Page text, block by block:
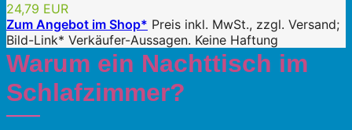
24,79 EUR
Zum Angebot im Shop* Preis inkl. MwSt., zzgl. Versand;
Bild-Link* Verkäufer-Aussagen. Keine Haftung
Warum ein Nachttisch im
Schlafzimmer?